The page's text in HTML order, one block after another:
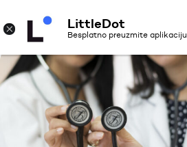
Prijava
× LittleDot
Besplatno preuzmite aplikaciju